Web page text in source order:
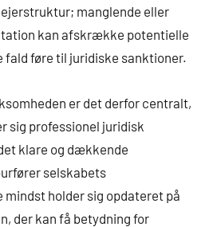
manglende eller
kan afskrække potentielle
føre til juridiske sanktioner.
er det derfor centralt,
sig professionel juridisk
klare og dækkende
selskabets
holder sig opdateret på
der kan få betydning for